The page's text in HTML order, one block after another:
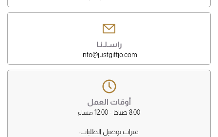
راسـلـنـا
info@justgiftjo.com
أوقات العمل
8:00 صباحا - 12:00 مساء
فترات توصيل الطلبات: